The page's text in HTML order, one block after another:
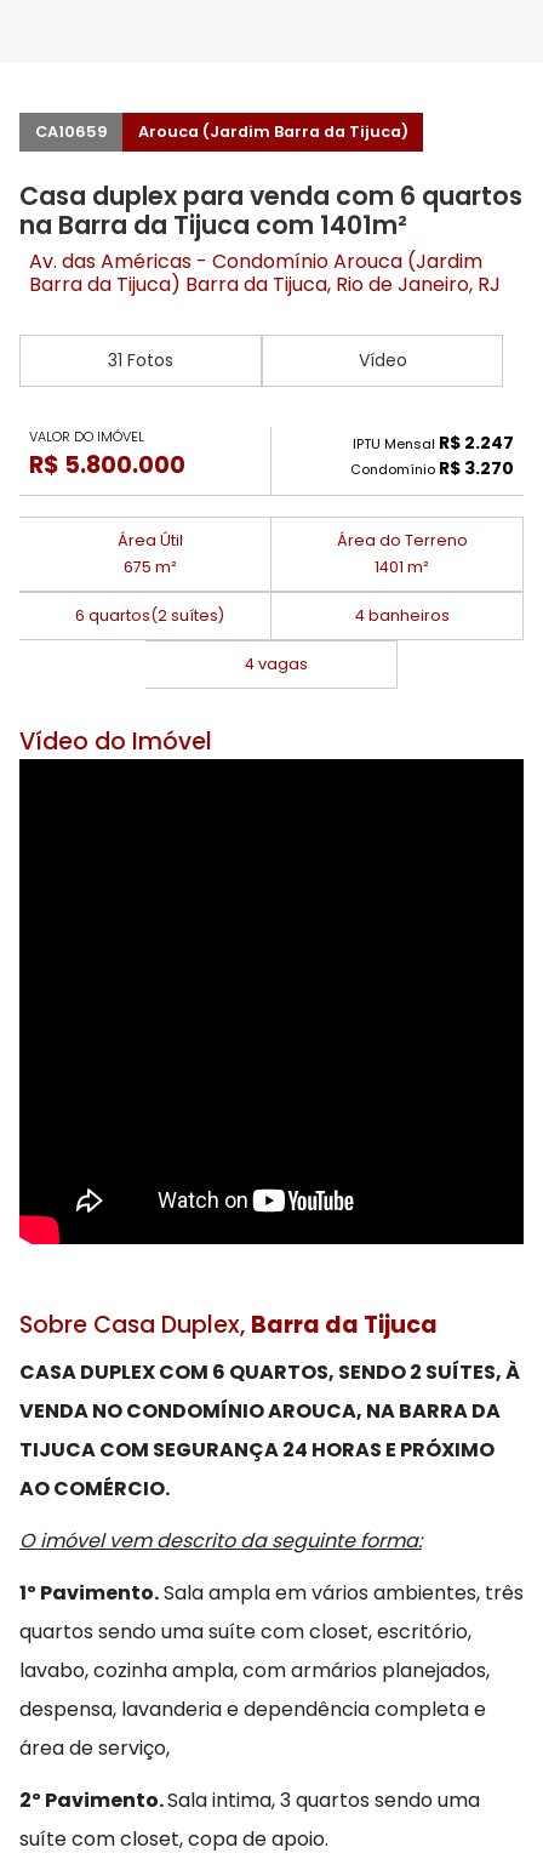
CA10659 Arouca (Jardim Barra da Tijuca)
Casa duplex para venda com 6 quartos
na Barra da Tijuca com 1401m²
Av. das Américas - Condomínio Arouca (Jardim
Barra da Tijuca) Barra da Tijuca, Rio de Janeiro, RJ
31 Fotos Vídeo
VALOR DO IMÓVEL
R$ 5.800.000
IPTU Mensal R$ 2.247
Condomínio R$ 3.270
Área Útil
675 m²
Área do Terreno
1401 m²
6 quartos(2 suítes) 4 banheiros
4 vagas
Vídeo do Imóvel
Sobre Casa Duplex, Barra da Tijuca
CASA DUPLEX COM 6 QUARTOS, SENDO 2 SUÍTES, À
VENDA NO CONDOMÍNIO AROUCA, NA BARRA DA
TIJUCA COM SEGURANÇA 24 HORAS E PRÓXIMO
AO COMÉRCIO.
O imóvel vem descrito da seguinte forma:
1º Pavimento.Sala ampla em vários ambientes, três
quartos sendo uma suíte com closet, escritório,
lavabo, cozinha ampla, com armários planejados,
despensa, lavanderia e dependência completa e
área de serviço,
2º Pavimento.Sala intima, 3 quartos sendo uma
suíte com closet, copa de apoio.